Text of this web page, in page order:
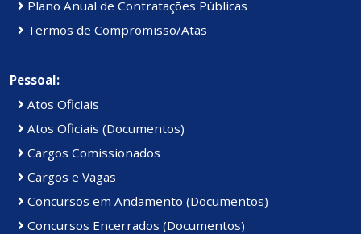
Plano Anual de Contratações Públicas
Termos de Compromisso/Atas
Pessoal:
Atos Oficiais
Atos Oficiais (Documentos)
Cargos Comissionados
Cargos e Vagas
Concursos em Andamento (Documentos)
Concursos Encerrados (Documentos)